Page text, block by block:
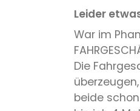
Leider
War im
Die
beide